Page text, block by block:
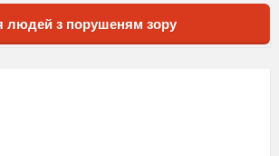
людей з порушеням зору